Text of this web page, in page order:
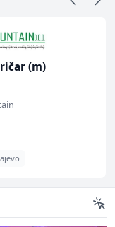
(m)